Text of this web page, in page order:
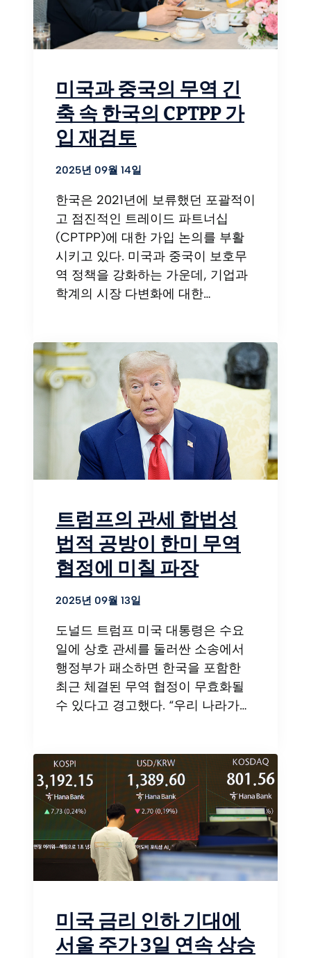
미국과 중국의 무역 긴
축 속 한국의 CPTPP 가
입 재검토
2025년 09월 14일
한국은 2021년에 보류했던 포괄적이
고 점진적인 트레이드 파트너십
(CPTPP)에 대한 가입 논의를 부활
시키고 있다. 미국과 중국이 보호무
역 정책을 강화하는 가운데, 기업과
학계의 시장 다변화에 대한…
트럼프의 관세 합법성
법적 공방이 한미 무역
협정에 미칠 파장
2025년 09월 13일
도널드 트럼프 미국 대통령은 수요
일에 상호 관세를 둘러싼 소송에서
행정부가 패소하면 한국을 포함한
최근 체결된 무역 협정이 무효화될
수 있다고 경고했다. “우리 나라가…
미국 금리 인하 기대에
서울 주가 3일 연속 상승